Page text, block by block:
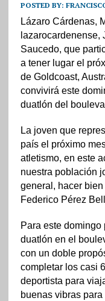
POSTED BY:
Lázaro Cárdenas,
lazarocardenense,
Saucedo, que
a tener lugar el
de Goldcoast,
convivirá este
duatlón del
La joven que
país el próximo
atletismo, en este
nuestra población
general, hacer
Federico Pérez
Para este
duatlón en el
con un doble
completar los casi
deportista para
buenas vibras